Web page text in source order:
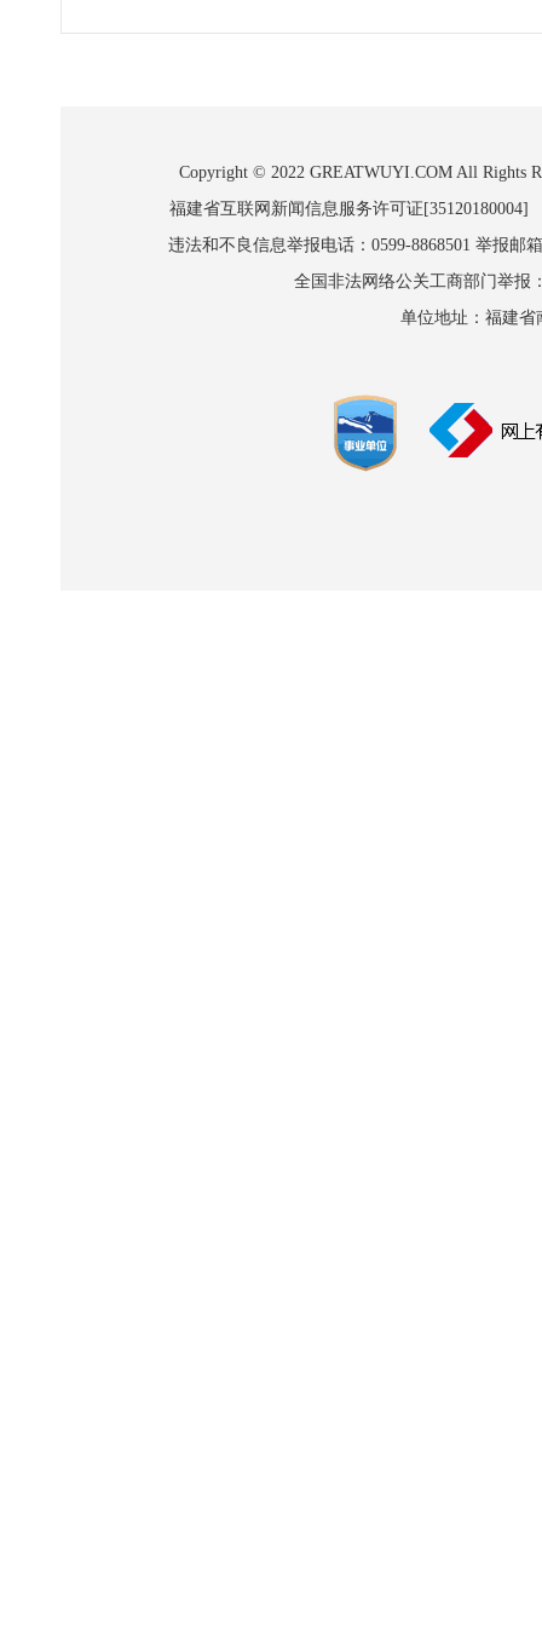
Copyright © 2022 GREATWUYI.COM All Rights
福建省互联网新闻信息服务许可证
违法和不良信息举报电话：0599-8868501 举报邮
全国非法网络公关工商部门举报
单位地址：福建省